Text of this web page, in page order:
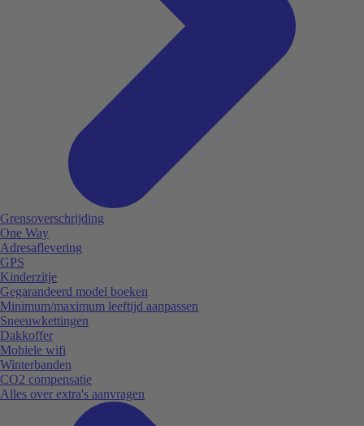
Grensoverschrijding
One Way
Adresaflevering
GPS
Kinderzitje
Gegarandeerd model boeken
Minimum/maximum leeftijd aanpassen
Sneeuwkettingen
Dakkoffer
Mobiele wifi
Winterbanden
CO2 compensatie
Alles over extra's aanvragen